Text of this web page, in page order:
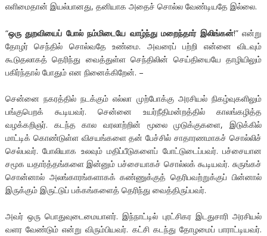
எளிமைதான் இயல்பானது, தனியாக அதைச் சொல்ல வேண்டியதே இல்லை.
“ஒரு துறவியைப் போல் நம்மிடையே வாழ்ந்து மறைந்தார் இலிங்கன்!” என்று
தோழர் செந்தில் சொல்வதே உண்மை. அவரைப் பற்றி என்னை விடவும்
கூடுதலாகத் தெரிந்து வைத்துள்ள செந்திலின் செய்தியையே தாழியிலும்
பகிர்ந்தால் போதும் என நினைக்கிறேன். –
சென்னை நகரத்தில் நடக்கும் எல்லா முற்போக்கு அரசியல் நிகழ்வுகளிலும்
பங்குபெறக் கூடியவர். சென்னை உயர்நீதிமன்றத்தில் காலங்கழித்த
வழக்கறிஞர். கடந்த கால வரலாற்றின் மூலை முடுக்குகளை, இடுக்கில்
மாட்டிக் கொண்டுள்ள விசயங்களை தன் பேச்சில் சாதாரணமாகச் சொல்லிச்
செல்பவர். போலியாக உலவும் மதிப்பீடுகளைப் போட்டுடைப்பவர். பச்சையான
சமூக யதார்த்தங்களை இன்னும் பச்சையாகச் சொல்லக் கூடியவர். சுருங்கச்
சொன்னால் அலங்காரங்களாகக் கண்ணுக்குத் தெரிபவற்றுக்குப் பின்னால்
இருக்கும் இருட்டுப் பக்கங்களைத் தெரிந்து வைத்திருப்பவர்.
அவர் ஒரு பொதுவுடைமையாளர். இந்நாட்டில் புரட்சிகர இடதுசாரி அரசியல்
வளர வேண்டும் என்று விரும்பியவர். கட்சி கடந்து தோழமைப் பாராட்டியவர்.